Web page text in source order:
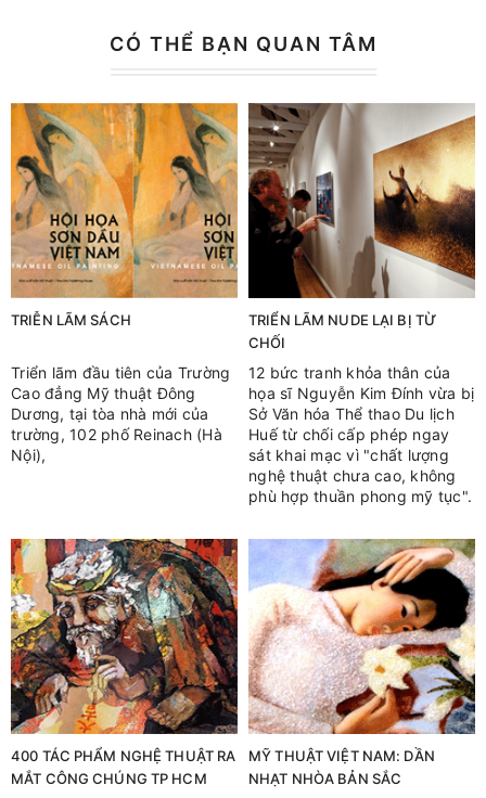
CÓ THỂ BẠN QUAN TÂM
TRIỄN LÃM SÁCH
Triển lãm đầu tiên của Trường
Cao đẳng Mỹ thuật Đông
Dương, tại tòa nhà mới của
trường, 102 phố Reinach (Hà
Nội),
TRIỂN LÃM NUDE LẠI BỊ TỪ
CHỐI
12 bức tranh khỏa thân của
họa sĩ Nguyễn Kim Đính vừa bị
Sở Văn hóa Thể thao Du lịch
Huế từ chối cấp phép ngay
sát khai mạc vì "chất lượng
nghệ thuật chưa cao, không
phù hợp thuần phong mỹ tục".
400 TÁC PHẨM NGHỆ THUẬT RA
MẮT CÔNG CHÚNG TP HCM
MỸ THUẬT VIỆT NAM: DẦN
NHẠT NHÒA BẢN SẮC